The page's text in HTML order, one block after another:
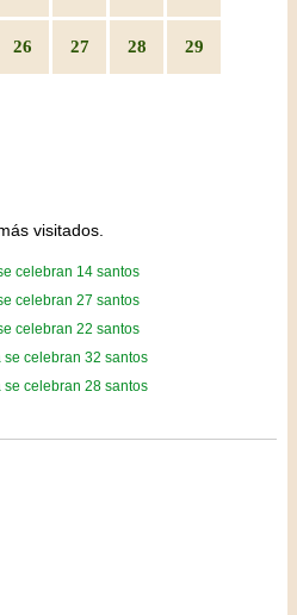
26 27 28 29
visitados.
celebran 14 santos
celebran 27 santos
celebran 22 santos
se celebran 32 santos
se celebran 28 santos